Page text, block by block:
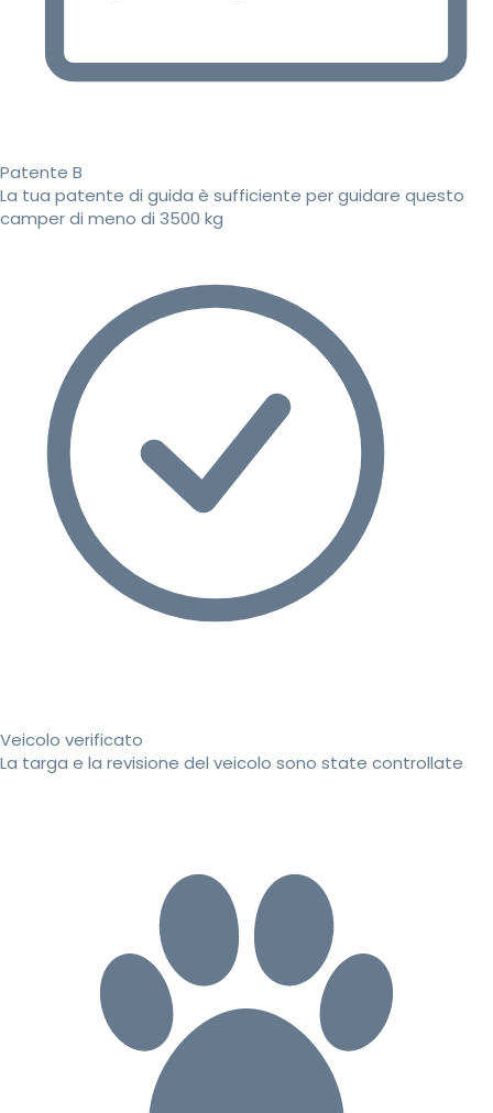
Patente B
La tua patente di guida è sufficiente per guidare questo
camper di meno di 3500 kg
Veicolo verificato
La targa e la revisione del veicolo sono state controllate